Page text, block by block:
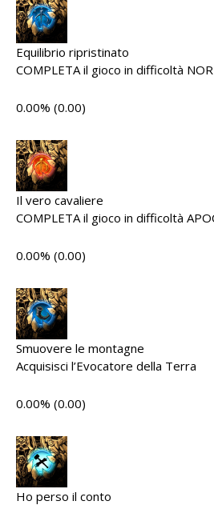
Equilibrio ripristinato
COMPLETA il gioco in difficoltà
0.00% (0.00)
Il vero cavaliere
COMPLETA il gioco in difficoltà
0.00% (0.00)
Smuovere le montagne
Acquisisci l’Evocatore della Terra
0.00% (0.00)
Ho perso il conto